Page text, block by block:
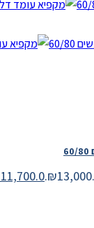
11,700.0